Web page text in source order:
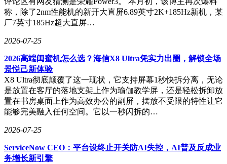
称，除了2nm性能机的新开大直屏6.89英寸2K+185Hz新机，某
厂7英寸185Hz超大直屏…
2026-07-25
2026高端闺蜜机怎么选？海信X8 Ultra凭实力出圈，解锁全场
景悦己新体验
X8 Ultra彻底颠覆了这一现状，它支持屏幕1秒快拆分离，无论
是放置在客厅的落地支架上作为瑜伽教学屏，还是轻松拆卸放
置在书房桌面上作为高效办公的副屏，摆放不受限的特性让它
能够完美融入任何空间。它以一秒闪拆的…
2026-07-25
ServiceNow CEO：平台设终止开关防AI失控，AI普及反成业
务增长新引擎